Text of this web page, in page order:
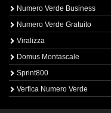
Numero Verde Business
Numero Verde Gratuito
Viralizza
Domus Montascale
Sprint800
Verfica Numero Verde